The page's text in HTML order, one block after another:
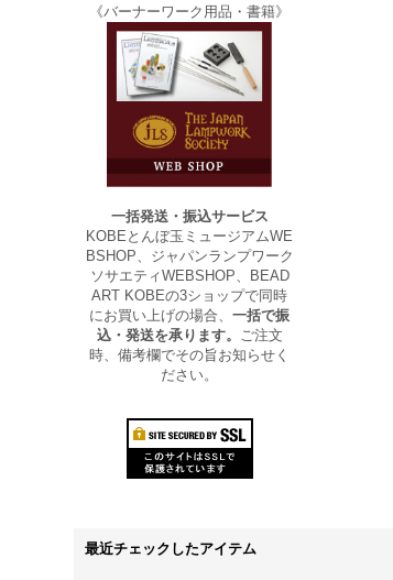
《バーナーワーク用品・書籍》
一括発送・振込サービス
KOBEとんぼ玉ミュージアムWE
BSHOP、ジャパンランプワーク
ソサエティWEBSHOP、BEAD
ART KOBEの3ショップで同時
にお買い上げの場合、一括で振
込・発送を承ります。 ご注文
時、備考欄でその旨お知らせく
ださい。
最近チェックしたアイテム